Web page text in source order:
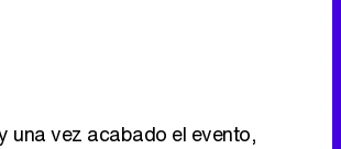
una vez acabado el evento,